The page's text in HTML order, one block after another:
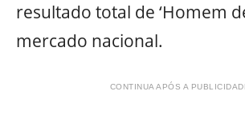
resultado total de ‘Homem
mercado nacional.
CONTINUA APÓS A